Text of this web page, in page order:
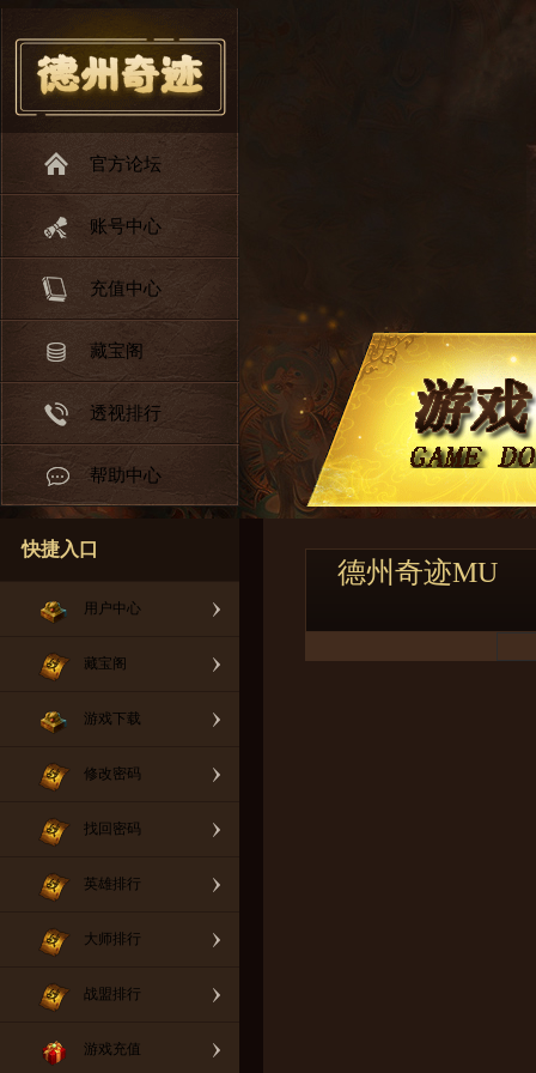
官方论坛
账号中心
充值中心
藏宝阁
透视排行
帮助中心
快捷入口
用户中心
藏宝阁
游戏下载
修改密码
找回密码
英雄排行
大师排行
战盟排行
游戏充值
德州奇迹MU